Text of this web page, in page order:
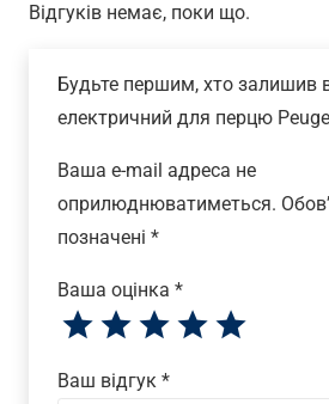
Відгуків немає, поки що.
Будьте першим, хто залишив
електричний для перцю
Ваша e-mail адреса не
оприлюднюватиметься.
позначені *
Ваша оцінка *
Ваш відгук *